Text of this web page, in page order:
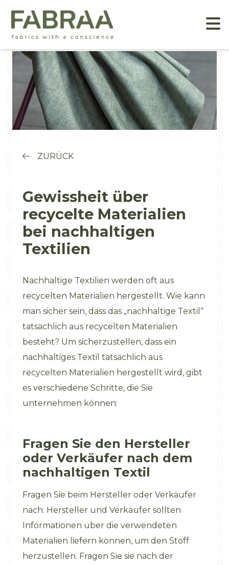
ZURÜCK
Gewissheit über
recycelte Materialien
bei nachhaltigen
Textilien
Nachhaltige Textilien werden oft aus
recycelten Materialien hergestellt. Wie kann
man sicher sein, dass das „nachhaltige Textil“
tatsächlich aus recycelten Materialien
besteht? Um sicherzustellen, dass ein
nachhaltiges Textil tatsächlich aus
recycelten Materialien hergestellt wird, gibt
es verschiedene Schritte, die Sie
unternehmen können:
Fragen Sie den Hersteller
oder Verkäufer nach dem
nachhaltigen Textil
Fragen Sie beim Hersteller oder Verkäufer
nach: Hersteller und Verkäufer sollten
Informationen über die verwendeten
Materialien liefern können, um den Stoff
herzustellen. Fragen Sie sie nach der